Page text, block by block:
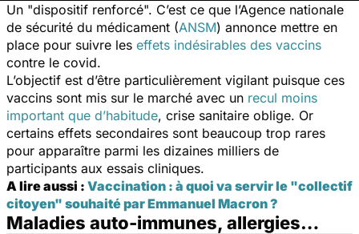
Un "dispositif renforcé". C’est ce que l’Agence nationale
de sécurité du médicament (ANSM) annonce mettre en
place pour suivre les effets indésirables des vaccins
contre le covid.
L’objectif est d’être particulièrement vigilant puisque ces
vaccins sont mis sur le marché avec un recul moins
important que d’habitude, crise sanitaire oblige. Or
certains effets secondaires sont beaucoup trop rares
pour apparaître parmi les dizaines milliers de
participants aux essais cliniques.
A lire aussi : Vaccination : à quoi va servir le "collectif
citoyen" souhaité par Emmanuel Macron ?
Maladies auto-immunes, allergies…